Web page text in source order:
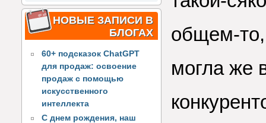
НОВЫЕ ЗАПИСИ В
БЛОГАХ
60+ подсказок ChatGPT
для продаж: освоение
продаж с помощью
искусственного
интеллекта
С днем рождения, наш
общем-
могла же